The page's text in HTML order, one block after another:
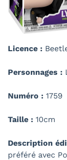
Licence :
Personnages :
Numéro : 1759
Taille : 10cm
Description
préféré avec